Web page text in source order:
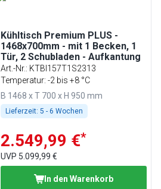
Kühltisch Premium PLUS -
1468x700mm - mit 1 Becken, 1
Tür, 2 Schubladen - Aufkantung
Art.-Nr.: KTBI157T1S2313
Temperatur: -2 bis +8 °C
B 1468 x T 700 x H 950 mm
Lieferzeit: 5 - 6 Wochen
2.549,99 €*
UVP 5.099,99 €
In den Warenkorb